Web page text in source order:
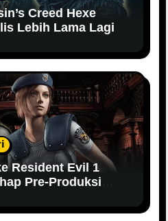
Creed Hexe
Lebih Lama Lagi
Resident Evil 1
Pre-Produksi